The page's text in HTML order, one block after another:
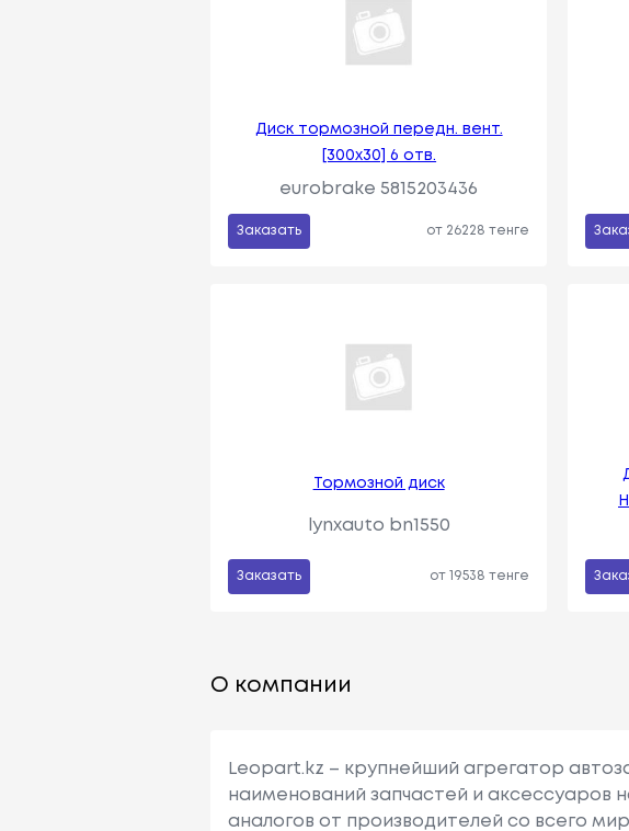
Диск тормозной передн. вент.
[300x30] 6 отв.
eurobrake 5815203436
Заказать от 26228 тенге
Тормозной диск
lynxauto bn1550
Заказать от 19538 тенге
О компании
Leopart.kz – крупнейший агрегатор
наименований запчастей и аксессуаров
аналогов от производителей со всего